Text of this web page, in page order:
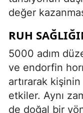
değer
RUH
5000 adım
ve endorfin
artırarak
etkiler. Aynı
de doğal bir